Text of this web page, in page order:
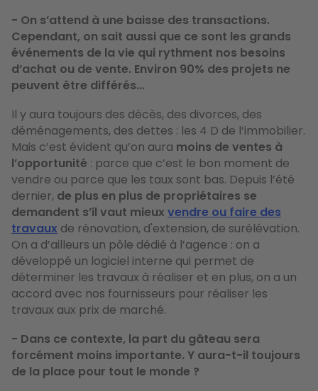
- On s’attend à une baisse des transactions.
Cependant, on sait aussi que ce sont les grands
événements de la vie qui rythment nos besoins
d’achat ou de vente. Environ 90% des projets ne
peuvent être différés…
Il y aura toujours des décès, des divorces, des
déménagements, des dettes : les 4 D de l’immobilier.
Mais c’est évident qu’on aura moins de ventes à
l’opportunité : parce que c’est le bon moment de
vendre ou parce que les taux sont bas. Depuis l’été
dernier, de plus en plus de propriétaires se
demandent s’il vaut mieux vendre ou faire des
travaux de rénovation, d'extension, de surélévation.
On a d’ailleurs un pôle dédié à l’agence : on a
développé un logiciel interne qui permet de
déterminer les travaux à réaliser et en plus, on a un
accord avec nos fournisseurs pour réaliser les
travaux aux prix de marché.
- Dans ce contexte, la part du gâteau sera
forcément moins importante. Y aura-t-il toujours
de la place pour tout le monde ?